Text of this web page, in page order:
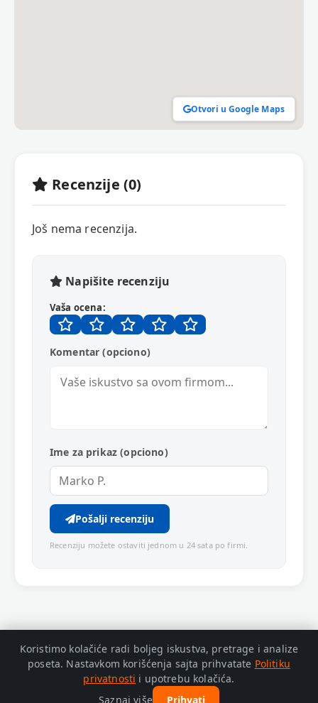
Otvori u Google Maps
Recenzije (0)
Još nema recenzija.
Napišite recenziju
Vaša ocena:
Komentar (opciono)
Ime za prikaz (opciono)
Pošalji recenziju
Recenziju možete ostaviti jednom u 24 sata po firmi.
© 2026 Zaječar Info. Adresa: Trg Oslobođenja bb, Zaječar.
Koristimo kolačiće radi boljeg iskustva, pretrage i analize
poseta. Nastavkom korišćenja sajta prihvatate Politiku
privatnosti i upotrebu kolačića.
Saznaj više
Prihvati